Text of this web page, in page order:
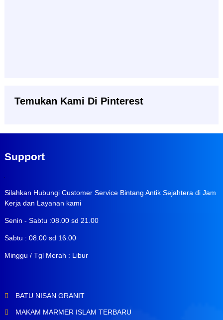
Temukan Kami Di Pinterest
Support
Silahkan Hubungi Customer Service Bintang Antik Sejahtera di Jam
Kerja dan Layanan kami
Senin - Sabtu :08.00 sd 21.00
Sabtu : 08.00 sd 16.00
Minggu / Tgl Merah : Libur
BATU NISAN GRANIT
MAKAM MARMER ISLAM TERBARU